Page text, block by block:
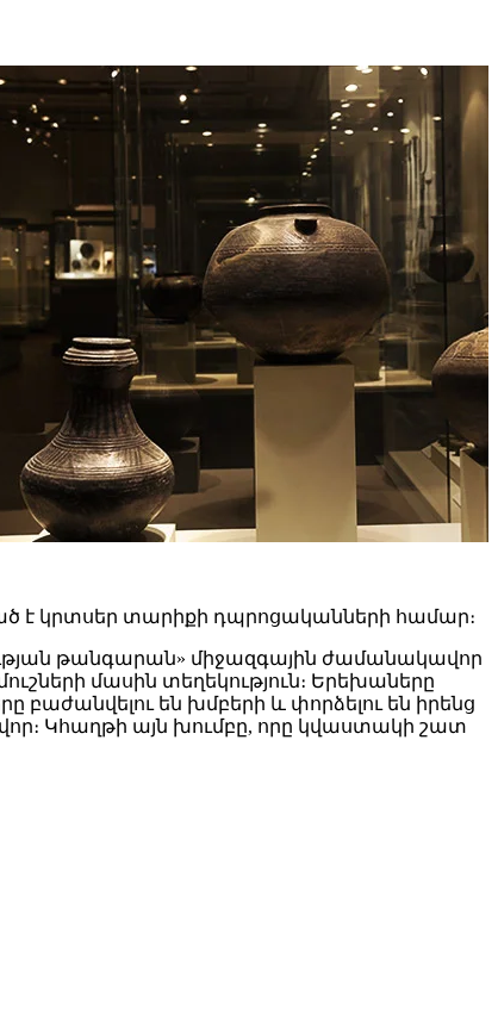
է կրտսեր տարիքի դպրոցականների համար։
թանգարան» միջազգային ժամանակավոր
մասին տեղեկություն։ Երեխաները
են խմբերի և փորձելու են իրենց
Կհաղթի այն խումբը, որը կվաստակի շատ